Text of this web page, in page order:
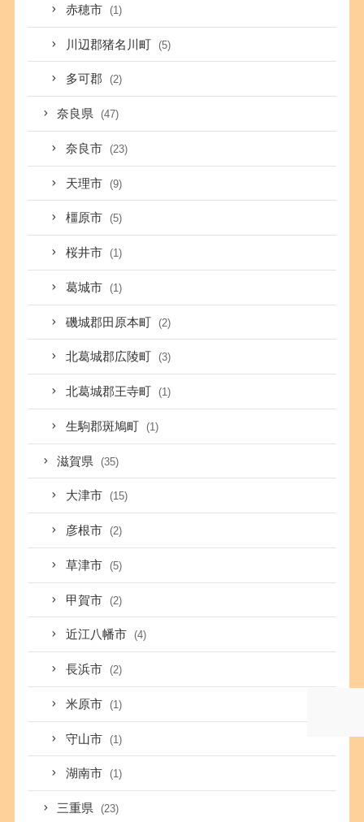
赤穂市 (1)
川辺郡猪名川町 (5)
多可郡 (2)
奈良県 (47)
奈良市 (23)
天理市 (9)
橿原市 (5)
桜井市 (1)
葛城市 (1)
磯城郡田原本町 (2)
北葛城郡広陵町 (3)
北葛城郡王寺町 (1)
生駒郡斑鳩町 (1)
滋賀県 (35)
大津市 (15)
彦根市 (2)
草津市 (5)
甲賀市 (2)
近江八幡市 (4)
長浜市 (2)
米原市 (1)
守山市 (1)
湖南市 (1)
三重県 (23)